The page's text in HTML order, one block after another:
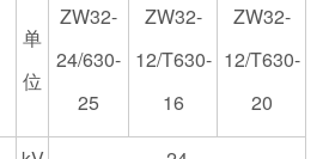
单
位
ZW32-
24/630-
25
ZW32-
12/T630-
16
ZW32-
12/T630-
20